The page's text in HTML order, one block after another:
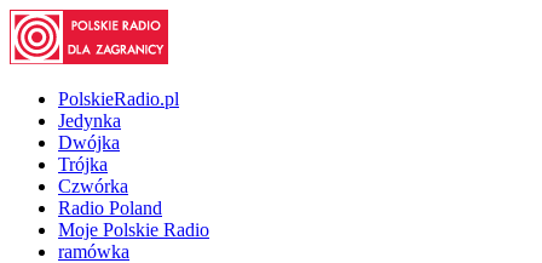
PolskieRadio.pl
Jedynka
Dwójka
Trójka
Czwórka
Radio Poland
Moje Polskie Radio
ramówka